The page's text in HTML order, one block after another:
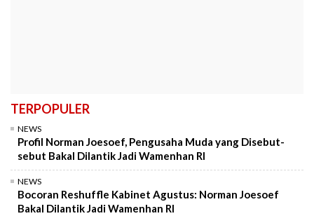
TERPOPULER
NEWS
Profil Norman Joesoef, Pengusaha Muda yang Disebut-
sebut Bakal Dilantik Jadi Wamenhan RI
NEWS
Bocoran Reshuffle Kabinet Agustus: Norman Joesoef
Bakal Dilantik Jadi Wamenhan RI